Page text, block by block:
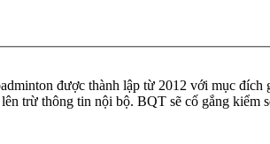
được thành lập từ 2012 với mục
trừ thông tin nội bộ. BQT sẽ cố gắng kiểm